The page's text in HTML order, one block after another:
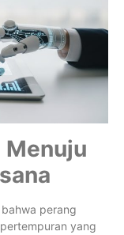
perang
yang